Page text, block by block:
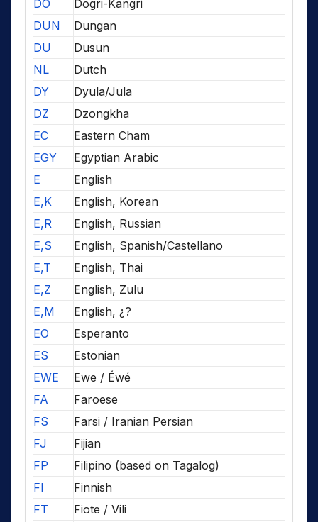
DO
Dogri-Kangri
DUN
Dungan
DU
Dusun
NL
Dutch
DY
Dyula/Jula
DZ
Dzongkha
EC
Eastern Cham
EGY
Egyptian Arabic
E
English
E,K
English, Korean
E,R
English, Russian
E,S
English, Spanish/Castellano
E,T
English, Thai
E,Z
English, Zulu
E,M
English, ¿?
EO
Esperanto
ES
Estonian
EWE
Ewe / Éwé
FA
Faroese
FS
Farsi / Iranian Persian
FJ
Fijian
FP
Filipino (based on Tagalog)
FI
Finnish
FT
Fiote / Vili